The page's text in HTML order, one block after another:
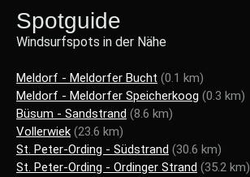
Spotguide
Windsurfspots in der Nähe
Meldorf - Meldorfer Bucht (0.1 km)
Meldorf - Meldorfer Speicherkoog (0.3 km)
Büsum - Sandstrand (8.6 km)
Vollerwiek (23.6 km)
St. Peter-Ording - Südstrand (30.6 km)
St. Peter-Ording - Ordinger Strand (35.2 km)